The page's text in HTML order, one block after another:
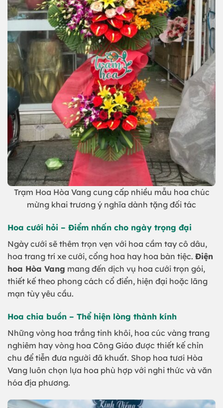
Trạm Hoa Hòa Vang cung cấp nhiều mẫu hoa chúc
mừng khai trương ý nghĩa dành tặng đối tác
Hoa cưới hỏi – Điểm nhấn cho ngày trọng đại
Ngày cưới sẽ thêm trọn vẹn với hoa cầm tay cô dâu,
hoa trang trí xe cưới, cổng hoa hay hoa bàn tiệc. Điện
hoa Hòa Vang mang đến dịch vụ hoa cưới trọn gói,
thiết kế theo phong cách cổ điển, hiện đại hoặc lãng
mạn tùy yêu cầu.
Hoa chia buồn – Thể hiện lòng thành kính
Những vòng hoa trắng tinh khôi, hoa cúc vàng trang
nghiêm hay vòng hoa Công Giáo được thiết kế chỉn
chu để tiễn đưa người đã khuất. Shop hoa tươi Hòa
Vang luôn chọn lựa hoa phù hợp với nghi thức và văn
hóa địa phương.